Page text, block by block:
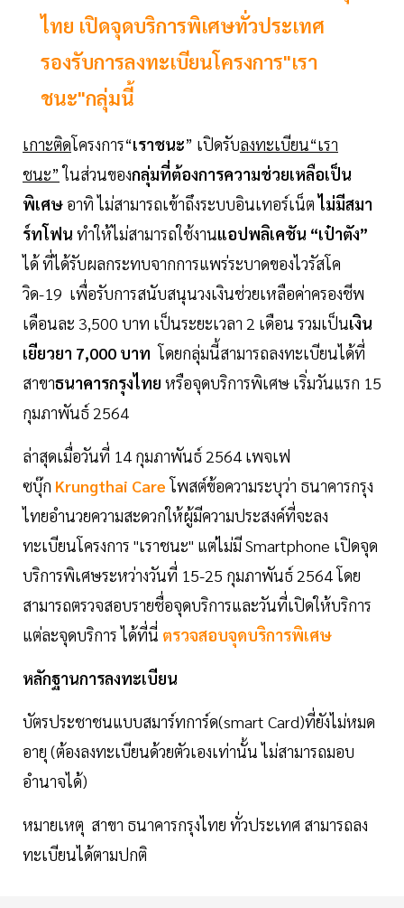
ไทย เปิดจุดบริการพิเศษทั่วประเทศ
รองรับการลงทะเบียนโครงการ"เรา
ชนะ"กลุ่มนี้
เกาะติดโครงการ“เราชนะ” เปิดรับลงทะเบียน“เรา
ชนะ”ในส่วนของกลุ่มที่ต้องการความช่วยเหลือเป็น
พิเศษ อาทิ ไม่สามารถเข้าถึงระบบอินเทอร์เน็ตไม่มีสมา
ร์ทโฟน ทำให้ไม่สามารถใช้งานแอปพลิเคชัน “เป๋าตัง”
ได้ ที่ได้รับผลกระทบจากการแพร่ระบาดของไวรัสโค
วิด-19 เพื่อรับการสนับสนุนวงเงินช่วยเหลือค่าครองชีพ
เดือนละ 3,500 บาท เป็นระยะเวลา 2 เดือน รวมเป็นเงิน
เยียวยา 7,000 บาท โดยกลุ่มนี้สามารถลงทะเบียนได้ที่
สาขาธนาคารกรุงไทย หรือจุดบริการพิเศษ เริ่มวันแรก 15
กุมภาพันธ์ 2564
ล่าสุดเมื่อวันที่ 14 กุมภาพันธ์ 2564 เพจเฟ
ซบุ๊ก Krungthai Care โพสต์ข้อความระบุว่า ธนาคารกรุง
ไทยอำนวยความสะดวกให้ผู้มีความประสงค์ที่จะลง
ทะเบียนโครงการ "เราชนะ" แต่ไม่มี Smartphone เปิดจุด
บริการพิเศษระหว่างวันที่ 15-25 กุมภาพันธ์ 2564 โดย
สามารถตรวจสอบรายชื่อจุดบริการและวันที่เปิดให้บริการ
แต่ละจุดบริการ ได้ที่นี่ ตรวจสอบจุดบริการพิเศษ
หลักฐานการลงทะเบียน
บัตรประชาชนแบบสมาร์ทการ์ด(smart Card)ที่ยังไม่หมด
อายุ (ต้องลงทะเบียนด้วยตัวเองเท่านั้น ไม่สามารถมอบ
อำนาจได้)
หมายเหตุ สาขา ธนาคารกรุงไทย ทั่วประเทศ สามารถลง
ทะเบียนได้ตามปกติ